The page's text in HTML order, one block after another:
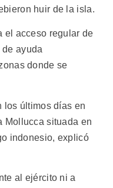
huir de la isla.
el acceso regular de
ayuda
donde se
los últimos días en
Mollucca situada en
indonesio, explicó
al ejército ni a